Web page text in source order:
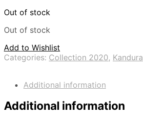
Out of stock
Out of stock
Add to Wishlist
Categories: Collection 2020, Kandura
Additional information
Additional information